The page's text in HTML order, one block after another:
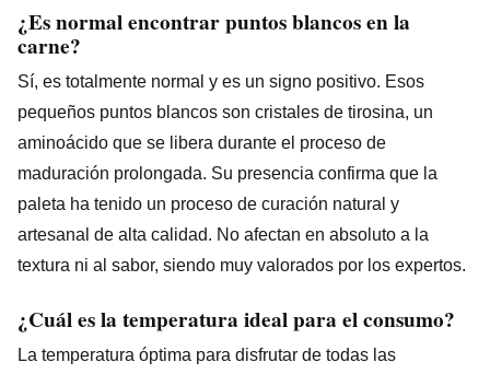
¿Es normal encontrar puntos blancos en la
carne?
Sí, es totalmente normal y es un signo positivo. Esos
pequeños puntos blancos son cristales de tirosina, un
aminoácido que se libera durante el proceso de
maduración prolongada. Su presencia confirma que la
paleta ha tenido un proceso de curación natural y
artesanal de alta calidad. No afectan en absoluto a la
textura ni al sabor, siendo muy valorados por los expertos.
¿Cuál es la temperatura ideal para el consumo?
La temperatura óptima para disfrutar de todas las